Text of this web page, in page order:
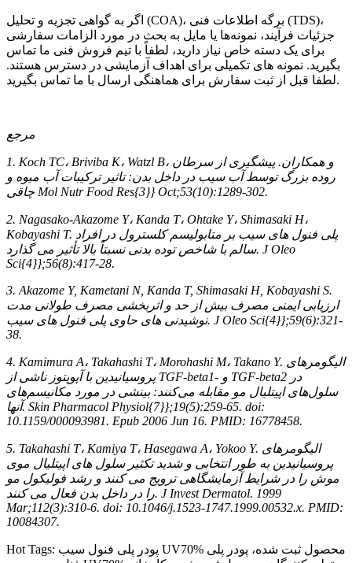
اگر به گواهی تجزیه و تحلیل (COA)، برگه اطلاعات فنی (TDS)،
جزئیات فرآیند، نمونه‌ها یا مایل به بحث در مورد الزامات سفارشی
برای یک دسته خاص نیاز دارید، لطفاً با تیم فروش فنی ما تماس
بگیرید. نمونه های تکمیلی برای اهداف آزمایشی در دسترس هستند.
لطفا قبل از ثبت سفارش برای هماهنگی ارسال با ما تماس بگیرید.
مرجع
1. Koch TC، Briviba K، Watzl B، و همکاران. پیشگیری از سرطان
روده بزرگ توسط آب سیب در داخل بدن: تاثیر ترکیبات آب میوه و
چاقی Mol Nutr Food Res{3}} Oct;53(10):1289-302.
2. Nagasako-Akazome Y، Kanda T، Ohtake Y، Shimasaki H،
Kobayashi T. پلی فنول های سیب بر متابولیسم کلسترول در افراد
سالم با شاخص توده بدنی نسبتاً بالا تأثیر می گذارد. J Oleo
Sci{4}};56(8):417-28.
3. Akazome Y, Kametani N, Kanda T, Shimasaki H, Kobayashi S.
ارزیابی ایمنی مصرف بیش از حد و اثربخشی مصرف طولانی مدت
نوشیدنی های حاوی پلی فنول های سیب. J Oleo Sci{4}};59(6):321-
38.
4. Kamimura A، Takahashi T، Morohashi M، Takano Y. الیگومرهای
پروسیانیدین با آپوپتوز ناشی از TGF-beta1- و TGF-beta2 در
سلول‌های اپیتلیال مو مقابله می‌کنند: بینشی در مورد مکانیسم‌های
آنها. Skin Pharmacol Physiol{7}};19(5):259-65. doi:
10.1159/000093981. Epub 2006 Jun 16. PMID: 16778458.
5. Takahashi T، Kamiya T، Hasegawa A، Yokoo Y. الیگومرهای
پروسیانیدین به طور انتخابی و شدید تکثیر سلول های اپیتلیال موی
موش را در شرایط آزمایشگاهی ترویج می کنند و رشد فولیکول مو
را در داخل بدن فعال می کنند. J Invest Dermatol. 1999
Mar;112(3):310-6. doi: 10.1046/j.1523-1747.1999.00532.x. PMID:
10084307.
Hot Tags: پودر پلی فنول سیب UV70% محصول ثبت شده، پودر پلی